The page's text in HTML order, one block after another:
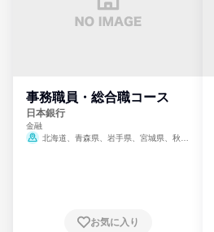
事務職員・総合職コース
日本銀行
金融
北海道、青森県、岩手県、宮城県、秋田
崎県、熊本県、大分県、宮崎県、鹿児島県、
お気に入り